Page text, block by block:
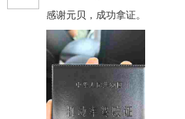
感谢元贝，成功拿证。